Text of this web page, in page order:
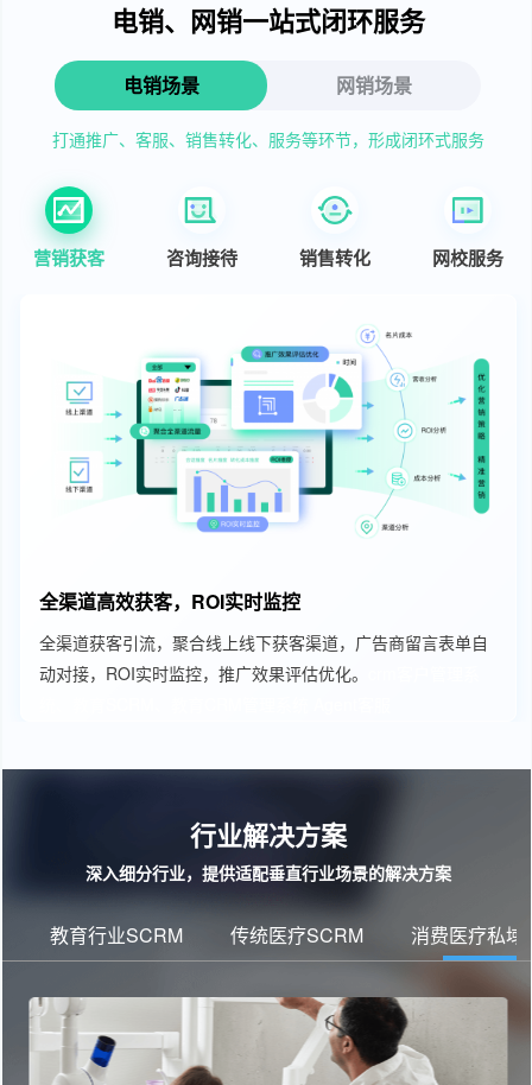
电销、网销一站式闭环服务
电销场景 网销场景
打通推广、客服、销售转化、服务等环节，形成闭环式服务
营销获客 咨询接待 销售转化 网校服务
全渠道高效获客，ROI实时监控
全渠道获客引流，聚合线上线下获客渠道，广告商留言表单自
动对接，ROI实时监控，推广效果评估优化。
行业解决方案
深入细分行业，提供适配垂直行业场景的解决方案
教育行业SCRM 传统医疗SCRM 消费医疗私域运营